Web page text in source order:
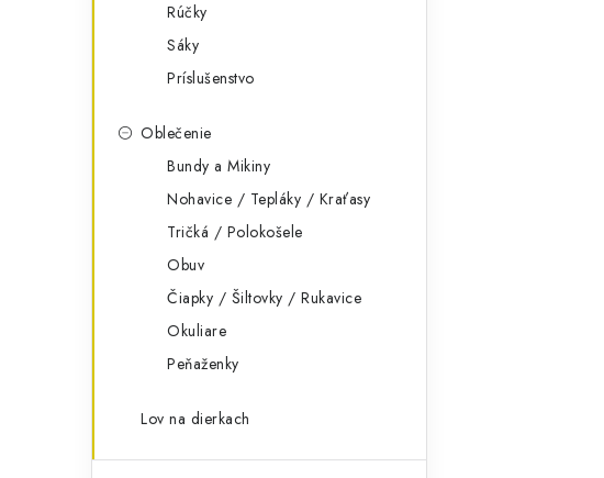
Rúčky
Sáky
Príslušenstvo
Oblečenie
Bundy a Mikiny
Nohavice / Tepláky / Kraťasy
Tričká / Polokošele
Obuv
Čiapky / Šiltovky / Rukavice
Okuliare
Peňaženky
Lov na dierkach